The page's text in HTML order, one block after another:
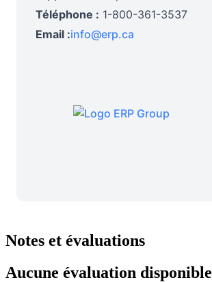
Téléphone : 1-800-361-3537
Email :info@erp.ca
Notes et évaluations
Aucune évaluation disponible